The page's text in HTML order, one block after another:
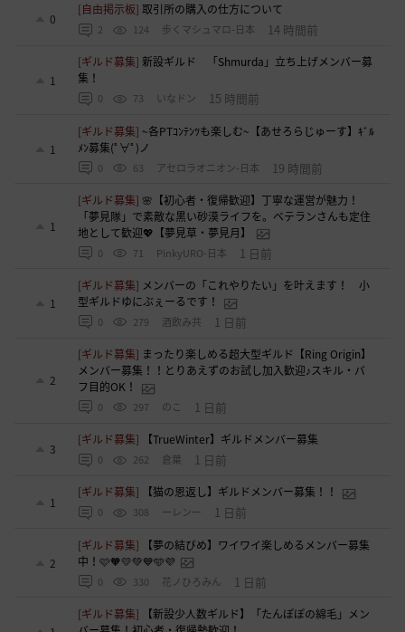
0
[自由掲示板]取引所の購入の仕方について
2 124 歩くマシュマロ-日本 14 時間前
1
[ギルド募集]新設ギルド 「Shmurda」立ち上げメンバー募
集！
0 73 いなドン 15 時間前
1
[ギルド募集] ~各PTｺﾝﾃﾝﾂも楽しむ~【あせろらじゅーす】ｷﾞﾙ
ﾒﾝ募集(ﾟ∀ﾟ)ノ
0 63 アセロラオニオン-日本 19 時間前
1
[ギルド募集] 🌸【初心者・復帰歓迎】丁寧な運営が魅力！
「夢見隊」で素敵な黒い砂漠ライフを。ベテランさんも定住
地として歓迎💖【夢見草・夢見月】
0 71 PinkyURO-日本 1 日前
1
[ギルド募集] メンバーの「これやりたい」を叶えます！ 小
型ギルドゆにぶぇーるです！
0 279 酒飲み共 1 日前
2
[ギルド募集] まったり楽しめる超大型ギルド【Ring Origin】
メンバー募集！！とりあえずのお試し加入歓迎♪スキル・バ
フ目的OK！
0 297 のこ 1 日前
3
[ギルド募集] 【TrueWinter】ギルドメンバー募集
0 262 倉葉 1 日前
1
[ギルド募集] 【猫の恩返し】ギルドメンバー募集！！
0 308 ーレンー 1 日前
2
[ギルド募集]
【夢の結びめ】ワイワイ楽しめるメンバー募集
中！🩷🧡💛💚💙🩵💜
0 330 花ノひろみん 1 日前
[ギルド募集]
【新設少人数ギルド】「たんぽぽの綿毛」メン